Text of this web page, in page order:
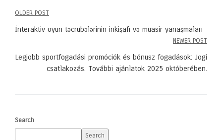
Post
OLDER POST
İnteraktiv oyun təcrübələrinin inkişafı və müasir yanaşmaları
NEWER POST
Legjobb sportfogadási promóciók és bónusz fogadások: Jogi
csatlakozás. További ajánlatok 2025 októberében.
Search
Search